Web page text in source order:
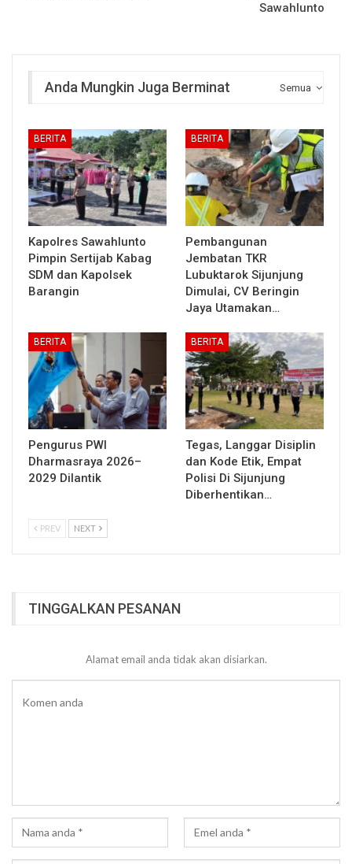
Sawahlunto
Semua
Anda Mungkin Juga Berminat
BERITA
Kapolres Sawahlunto
Pimpin Sertijab Kabag
SDM dan Kapolsek
Barangin
BERITA
Pembangunan
Jembatan TKR
Lubuktarok Sijunjung
Dimulai, CV Beringin
Jaya Utamakan…
BERITA
Pengurus PWI
Dharmasraya 2026–
2029 Dilantik
BERITA
Tegas, Langgar Disiplin
dan Kode Etik, Empat
Polisi Di Sijunjung
Diberhentikan…
PREV NEXT
TINGGALKAN PESANAN
Alamat email anda tidak akan disiarkan.